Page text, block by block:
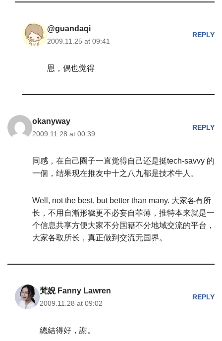
@guandaqi
2009.11.25 at 09:41
REPLY
恩，偶也觉得
okanyway
2009.11.28 at 00:39
REPLY
同感，在自己圈子一直觉得自己还是挺tech-savvy 的
一個，结果现在推友中十之八九都是技术牛人。
Well, not the best, but better than many. 大家各有所
长，不用自漸形穢更不必妄自菲薄，推特本来就是一
个信息共享方便大家不分国籍不分地域交流的平台，
大家各取所长，真正做到交流无国界。
梵婗 Fanny Lawren
2009.11.28 at 09:02
REPLY
總結得好，謝。